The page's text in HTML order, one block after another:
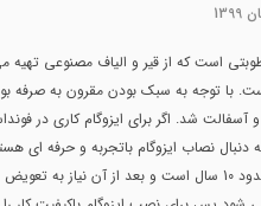
است که از قیر و الیاف مصنوعی تهیه
با توجه به سبک بودن مقرون به صرفه
آسفالت شد. اگر برای ایزوگام کاری در
دنبال نصاب ایزوگام باتجربه و حرفه
عمر مفید ایزوگام حدود 10 سال است و بعد